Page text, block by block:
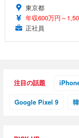
東京都
年収600万円～
正社員
注目の話題
Google Pixel 9